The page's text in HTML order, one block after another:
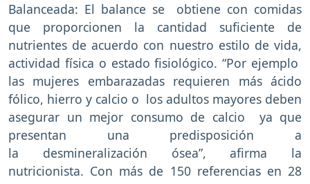
Balanceada: El balance se obtiene con comidas
que proporcionen la cantidad suficiente de
nutrientes de acuerdo con nuestro estilo de vida,
actividad física o estado fisiológico. “Por ejemplo
las mujeres embarazadas requieren más ácido
fólico, hierro y calcio o los adultos mayores deben
asegurar un mejor consumo de calcio ya que
presentan una predisposición a
la desmineralización ósea”, afirma la
nutricionista. Con más de 150 referencias en 28